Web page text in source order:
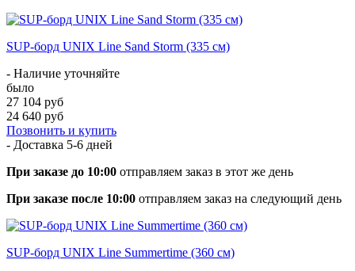
SUP-борд UNIX Line Sand Storm (335 см)
- Наличие уточняйте
было
27 104 руб
24 640 руб
Позвонить и купить
- Доставка 5-6 дней
При заказе до 10:00 отправляем заказ в этот же день
При заказе после 10:00 отправляем заказ на следующий день
SUP-борд UNIX Line Summertime (360 см)